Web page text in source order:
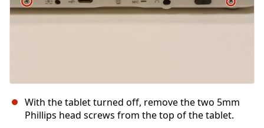
With the tablet turned off, remove the two 5mm
Phillips head screws from the top of the tablet.